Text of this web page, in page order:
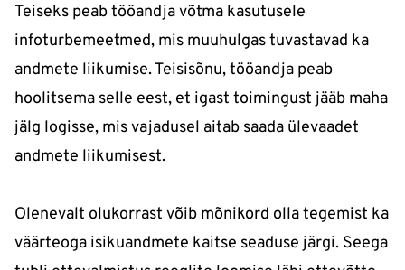
Teiseks peab tööandja võtma kasutusele
infoturbemeetmed, mis muuhulgas tuvastavad ka
andmete liikumise. Teisisõnu, tööandja peab
hoolitsema selle eest, et igast toimingust jääb maha
jälg logisse, mis vajadusel aitab saada ülevaadet
andmete liikumisest.
Olenevalt olukorrast võib mõnikord olla tegemist ka
väärteoga isikuandmete kaitse seaduse järgi. Seega